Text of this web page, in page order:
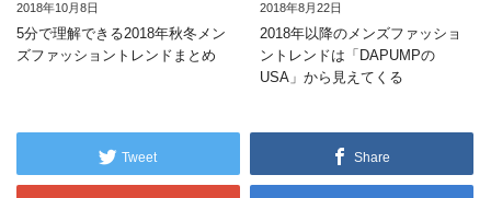
2018年10月8日
5分で理解できる2018年秋冬メン
ズファッショントレンドまとめ
2018年8月22日
2018年以降のメンズファッショ
ントレンドは「DAPUMPの
USA」から見えてくる
Tweet Share